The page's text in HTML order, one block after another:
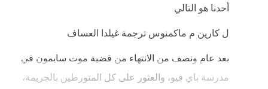
أحدنا هو التالي
ل كارين م ماكمنوس ترجمة غيلدا العساف
بعد عام ونصف من الانتهاء من قضية موت سايمون في
مدرسة باي فيو، والعثور على كل المتورطين بالجريمة،